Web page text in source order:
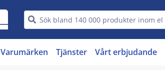
Varumärken Tjänster Vårt erbjudande